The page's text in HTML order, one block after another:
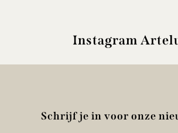
Instagram
Schrijf je in voor onze